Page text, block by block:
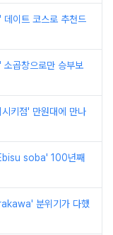
이트 코스로 추천드
곱창으로만 승부보
키점' 만원대에 만나
soba' 100년째
분위기가 다했